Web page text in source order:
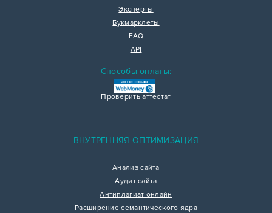
Эксперты
Букмарклеты
FAQ
API
Способы оплаты:
Проверить аттестат
ВНУТРЕННЯЯ ОПТИМИЗАЦИЯ
Анализ сайта
Аудит сайта
Антиплагиат онлайн
Расширение семантического ядра